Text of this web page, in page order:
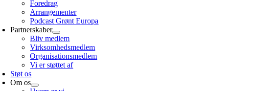
Foredrag
Arrangementer
Podcast Grønt Europa
Partnerskaber
Bliv medlem
Virksomhedsmedlem
Organisationsmedlem
Vi er støttet af
Støt os
Om os